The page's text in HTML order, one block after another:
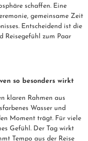
schaffen. Eine
gemeinsame Zeit
Entscheidend ist die
Reisegefühl zum Paar
so besonders wirkt
klaren Rahmen aus
Wasser und
Moment trägt. Für viele
Gefühl. Der Tag wirkt
Tempo aus der Reise